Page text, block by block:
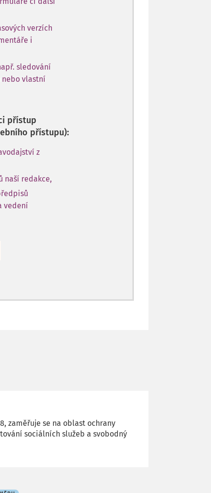
verzích
i
sledování
vlastní
přístup
přístupu):
z
naší redakce,
vedení
zaměřuje se na oblast ochrany
sociálních služeb a svobodný